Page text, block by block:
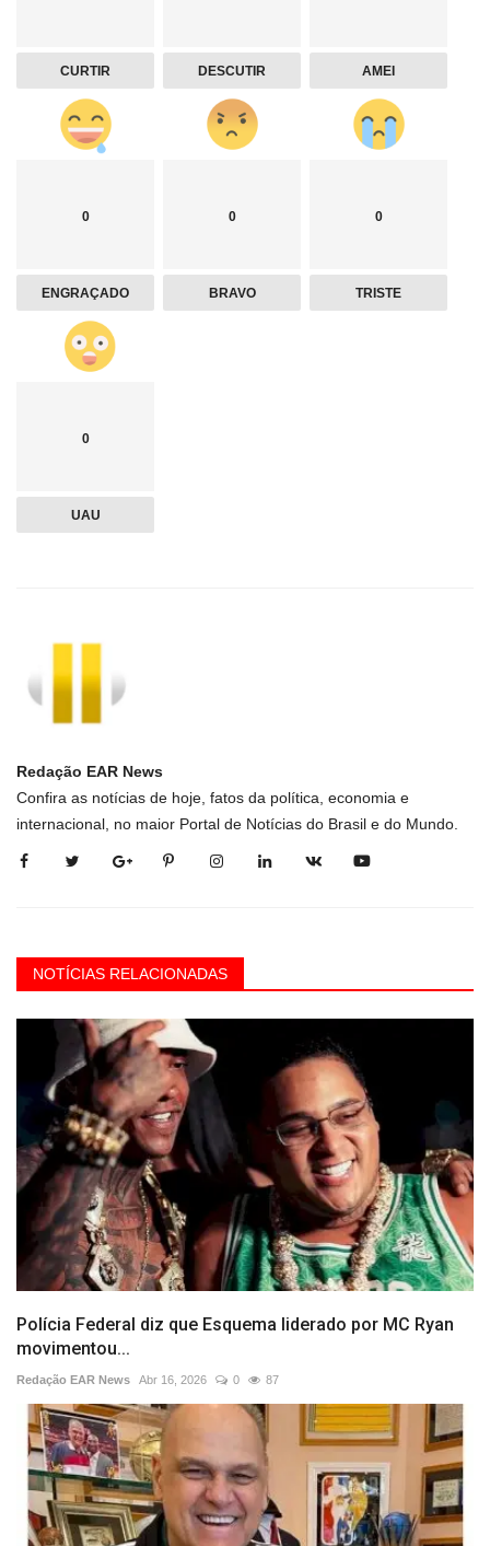
CURTIR DESCUTIR AMEI
0
ENGRAÇADO
0
BRAVO
0
TRISTE
0
UAU
Redação EAR News
Confira as notícias de hoje, fatos da política, economia e
internacional, no maior Portal de Notícias do Brasil e do Mundo.
NOTÍCIAS RELACIONADAS
Polícia Federal diz que Esquema liderado por MC Ryan
movimentou...
Redação EAR News Abr 16, 2026 0 87